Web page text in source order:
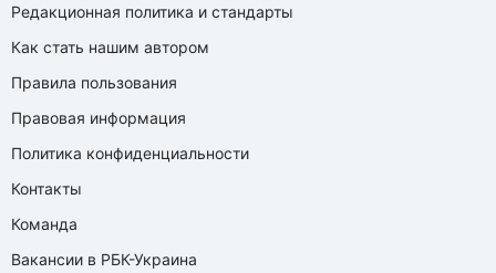
Редакционная политика и стандарты
Как стать нашим автором
Правила пользования
Правовая информация
Политика конфиденциальности
Контакты
Команда
Вакансии в РБК-Украина